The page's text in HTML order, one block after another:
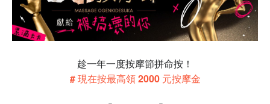
趁一年一度按摩節拼命按！
# 現在按最高領 2000 元按摩金